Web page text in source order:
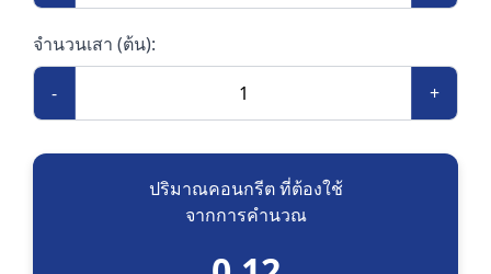
จำนวนเสา (ต้น):
- +
ปริมาณคอนกรีต ที่ต้องใช้
จากการคำนวณ